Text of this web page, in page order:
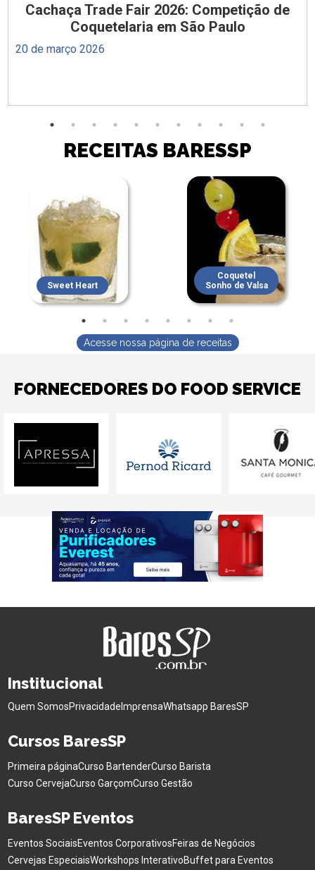
Cachaça Trade Fair 2026: Competição de
Coquetelaria em São Paulo
20 de março 2026
RECEITAS BARESSP
Sweet Heart
Coquetel
Sonho de Valsa
Acesse nossa página de receitas
FORNECEDORES DO FOOD SERVICE
Institucional
Quem SomosPrivacidade ImprensaWhatsapp BaresSP
Cursos BaresSP
Primeira páginaCurso BartenderCurso Barista
Curso CervejaCurso GarçomCurso Gestão
BaresSP Eventos
Eventos SociaisEventos CorporativosFeiras de Negócios
Cervejas EspeciaisWorkshops InterativoBuffet para Eventos